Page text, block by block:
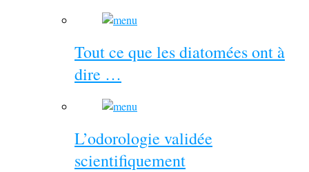
Tout ce que les diatomées ont à
dire …
L’odorologie validée
scientifiquement